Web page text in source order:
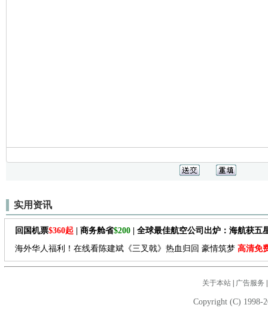
实用资讯
回国机票$360起 | 商务舱省$200 | 全球最佳航空公司出炉：海航获五
海外华人福利！在线看陈建斌《三叉戟》热血归回 豪情筑梦 高清免
关于本站| 广告服务
Copyright (C) 1998-